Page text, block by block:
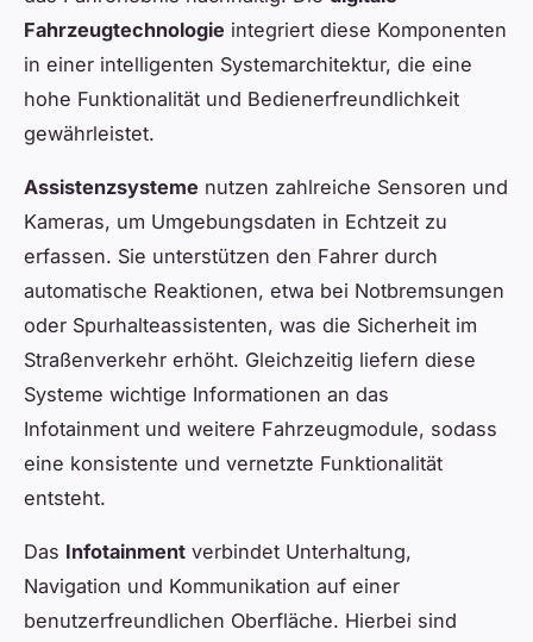
Fahrzeugtechnologie integriert diese Komponenten
in einer intelligenten Systemarchitektur, die eine
hohe Funktionalität und Bedienerfreundlichkeit
gewährleistet.
Assistenzsysteme nutzen zahlreiche Sensoren und
Kameras, um Umgebungsdaten in Echtzeit zu
erfassen. Sie unterstützen den Fahrer durch
automatische Reaktionen, etwa bei Notbremsungen
oder Spurhalteassistenten, was die Sicherheit im
Straßenverkehr erhöht. Gleichzeitig liefern diese
Systeme wichtige Informationen an das
Infotainment und weitere Fahrzeugmodule, sodass
eine konsistente und vernetzte Funktionalität
entsteht.
Das Infotainment verbindet Unterhaltung,
Navigation und Kommunikation auf einer
benutzerfreundlichen Oberfläche. Hierbei sind